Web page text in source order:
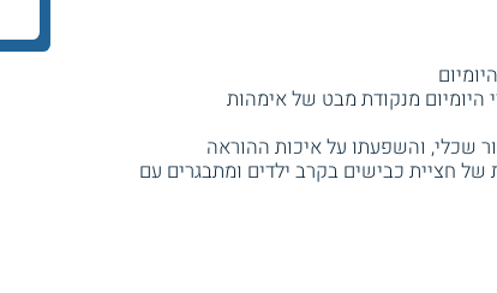
היומיום מנקודת מבט של אימהות
שכלי, והשפעתו על איכות ההוראה
של חציית כבישים בקרב ילדים ומתבגרים עם